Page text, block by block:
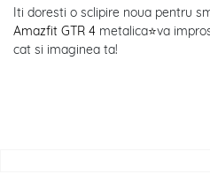
Iti doresti o sclipire noua pentru
Amazfit GTR 4 metalica⭐va
cat si imaginea ta!